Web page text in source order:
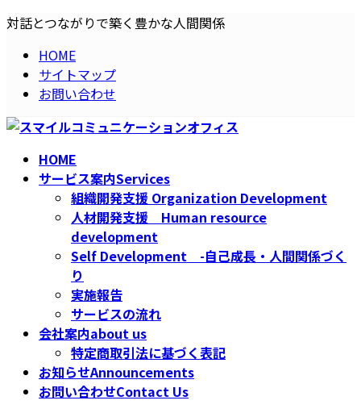
コ
へ
ナ
ョ
対話とつながりで築く豊かな人間関係
HOME
サイトマップ
お問い合わせ
HOME
サービス案内Services
組織開発支援 Organization Development
人材開発支援 Human resource
development
Self Development -自己成長・人間関係づく
り
実施報告
サービスの流れ
会社案内about us
特定商取引法に基づく表記
お知らせAnnouncements
お問い合わせContact Us